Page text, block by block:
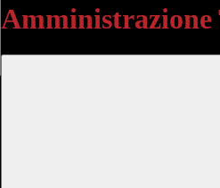
Amministrazione